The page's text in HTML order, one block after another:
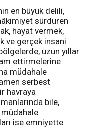
en büyük delili,
sürdüren
hayat vermek,
ve gerçek insani
uzun yıllar
ettirmelerine
müdahale
serbest
havraya
bile,
ise emniyette